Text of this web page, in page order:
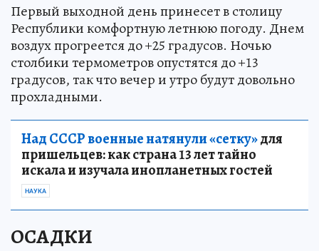
Первый выходной день принесет в столицу
Республики комфортную летнюю погоду. Днем
воздух прогреется до +25 градусов. Ночью
столбики термометров опустятся до +13
градусов, так что вечер и утро будут довольно
прохладными.
Над СССР военные натянули «сетку»для
пришельцев: как страна 13 лет тайно
искала и изучала инопланетных гостей
НАУКА
ОСАДКИ